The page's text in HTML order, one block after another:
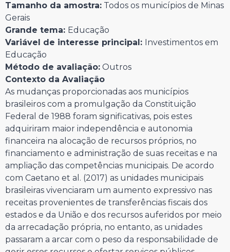
Tamanho da amostra: Todos os municípios de Minas
Gerais
Grande tema: Educação
Variável de interesse principal: Investimentos em
Educação
Método de avaliação: Outros
Contexto da Avaliação
As mudanças proporcionadas aos municípios
brasileiros com a promulgação da Constituição
Federal de 1988 foram significativas, pois estes
adquiriram maior independência e autonomia
financeira na alocação de recursos próprios, no
financiamento e administração de suas receitas e na
ampliação das competências municipais. De acordo
com Caetano et al. (2017) as unidades municipais
brasileiras vivenciaram um aumento expressivo nas
receitas provenientes de transferências fiscais dos
estados e da União e dos recursos auferidos por meio
da arrecadação própria, no entanto, as unidades
passaram a arcar com o peso da responsabilidade de